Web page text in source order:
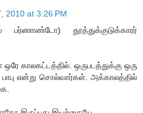
2010 at 3:26 PM
பர்ணாண்டோ) தூத்துக்குடுக்காரர்
ஒரே காலகட்டத்தில். ஒருபடத்துக்கு ஒரு
என்று சொல்வார்கள். அக்காலத்தில்